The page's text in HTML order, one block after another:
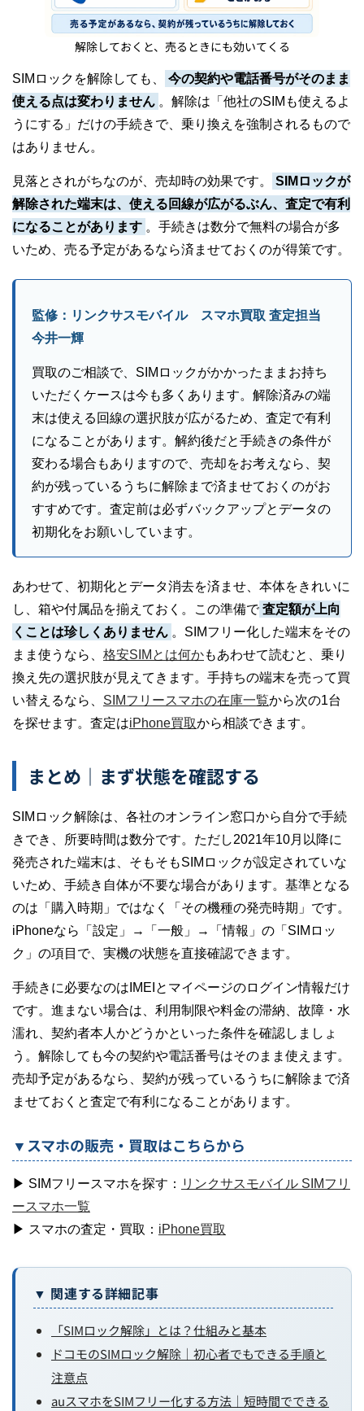
解除しておくと、売るときにも効いてくる
SIMロックを解除しても、
今の契約や電話番号がそのまま
使える点は変わりません 。解除は「他社のSIMも使えるよ
うにする」だけの手続きで、乗り換えを強制されるもので
はありません。
見落とされがちなのが、売却時の効果です。
SIMロックが
解除された端末は、使える回線が広がるぶん、査定で有利
になることがあります 。手続きは数分で無料の場合が多
いため、売る予定があるなら済ませておくのが得策です。
監修：リンクサスモバイル スマホ買取 査定担当
今井一輝
買取のご相談で、SIMロックがかかったままお持ち
いただくケースは今も多くあります。解除済みの端
末は使える回線の選択肢が広がるため、査定で有利
になることがあります。解約後だと手続きの条件が
変わる場合もありますので、売却をお考えなら、契
約が残っているうちに解除まで済ませておくのがお
すすめです。査定前は必ずバックアップとデータの
初期化をお願いしています。
あわせて、初期化とデータ消去を済ませ、本体をきれいに
し、箱や付属品を揃えておく。この準備で 査定額が上向
くことは珍しくありません 。SIMフリー化した端末をその
まま使うなら、 格安SIMとは何かもあわせて読むと、乗り
換え先の選択肢が見えてきます。手持ちの端末を売って買
い替えるなら、 SIMフリースマホの在庫一覧から次の1台
を探せます。査定はiPhone買取から相談できます。
まとめ｜まず状態を確認する
SIMロック解除は、各社のオンライン窓口から自分で手続
きでき、所要時間は数分です。ただし2021年10月以降に
発売された端末は、そもそもSIMロックが設定されていな
いため、手続き自体が不要な場合があります。基準となる
のは「購入時期」ではなく「その機種の発売時期」です。
iPhoneなら「設定」→「一般」→「情報」の「SIMロッ
ク」の項目で、実機の状態を直接確認できます。
手続きに必要なのはIMEIとマイページのログイン情報だけ
です。進まない場合は、利用制限や料金の滞納、故障・水
濡れ、契約者本人かどうかといった条件を確認しましょ
う。解除しても今の契約や電話番号はそのまま使えます。
売却予定があるなら、契約が残っているうちに解除まで済
ませておくと査定で有利になることがあります。
▼スマホの販売・買取はこちらから
▶ SIMフリースマホを探す： リンクサスモバイル SIMフリ
ースマホ一覧
▶ スマホの査定・買取： iPhone買取
▼ 関連する詳細記事
「SIMロック解除」とは？仕組みと基本
ドコモのSIMロック解除｜初心者でもできる手順と
注意点
auスマホをSIMフリー化する方法｜短時間でできる